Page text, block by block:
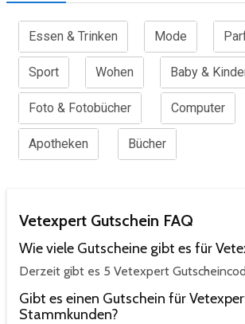
Essen & Trinken Mode
Sport Wohen Baby &
Foto & Fotobücher Computer
Apotheken Bücher
Vetexpert Gutschein FAQ
Wie viele Gutscheine gibt es für
Derzeit gibt es 5 Vetexpert
Gibt es einen Gutschein für
Stammkunden?